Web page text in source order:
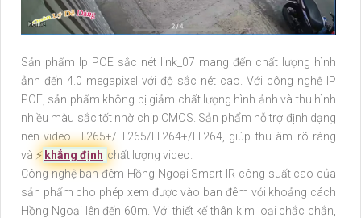
Sản phẩm Ip POE sắc nét link_07 mang đến chất lượng hình
ảnh đến 4.0 megapixel với độ sắc nét cao. Với công nghệ IP
POE, sản phẩm không bị giảm chất lượng hình ảnh và thu hình
nhiều màu sắc tốt nhờ chip CMOS. Sản phẩm hỗ trợ định dạng
nén video H.265+/H.265/H.264+/H.264, giúp thu âm rõ ràng
và ️⚡ khẳng định chất lượng video.
Công nghệ ban đêm Hồng Ngoại Smart IR công suất cao của
sản phẩm cho phép xem được vào ban đêm với khoảng cách
Hồng Ngoại lên đến 60m. Với thiết kế thân kim loại chắc chắn,